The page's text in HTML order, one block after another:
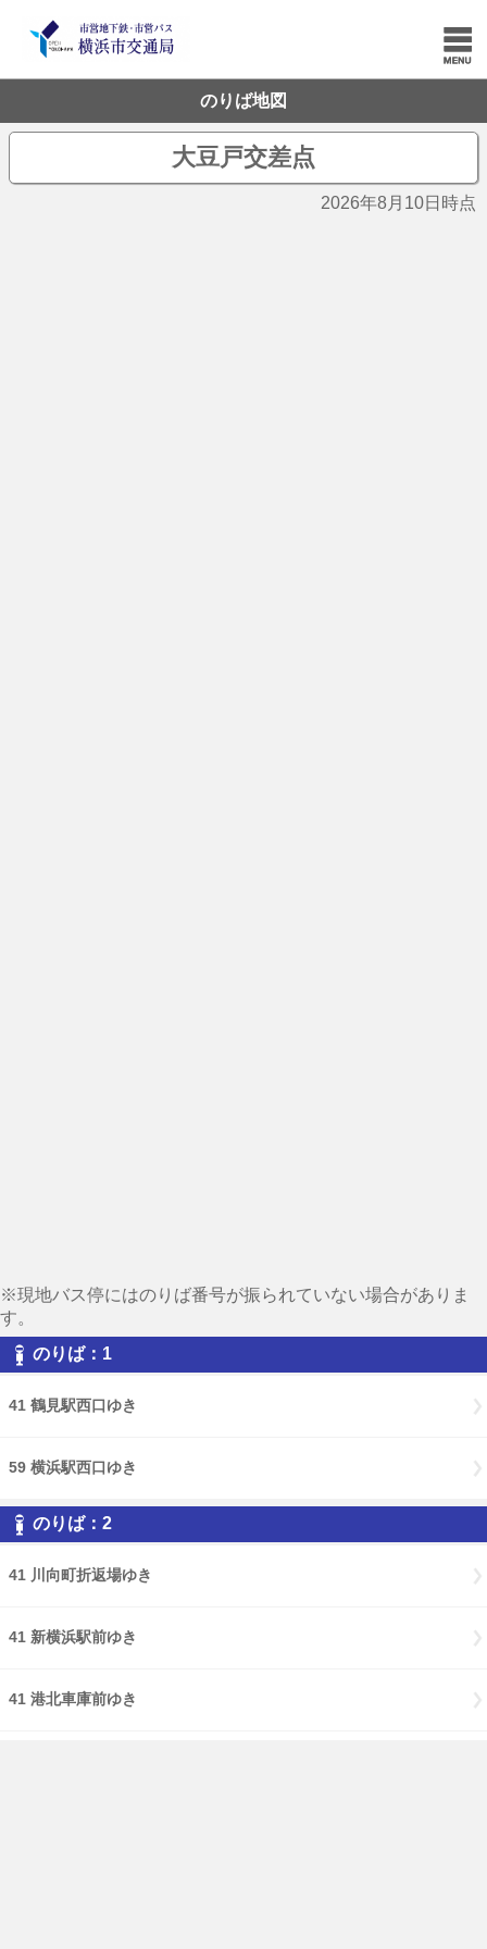
のりば地図
大豆戸交差点
2026年8月10日時点
※現地バス停にはのりば番号が振られていない場合がありま
す。
のりば：1
41 鶴見駅西口ゆき
59 横浜駅西口ゆき
のりば：2
41 川向町折返場ゆき
41 新横浜駅前ゆき
41 港北車庫前ゆき